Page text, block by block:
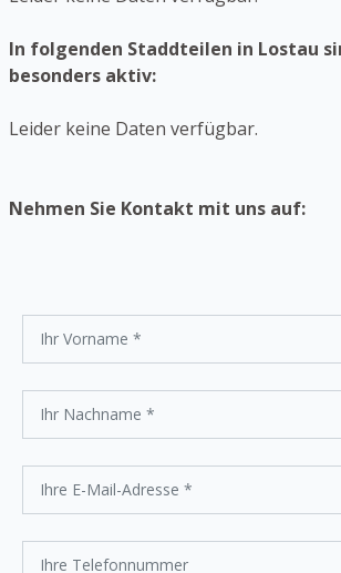
In folgenden Staddteilen in Lostau
besonders aktiv:
Leider keine Daten verfügbar.
Nehmen Sie Kontakt mit uns auf: